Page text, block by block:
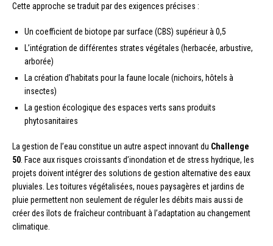
Cette approche se traduit par des exigences précises :
Un coefficient de biotope par surface (CBS) supérieur à 0,5
L’intégration de différentes strates végétales (herbacée, arbustive,
arborée)
La création d’habitats pour la faune locale (nichoirs, hôtels à
insectes)
La gestion écologique des espaces verts sans produits
phytosanitaires
La gestion de l’eau constitue un autre aspect innovant du Challenge
50 . Face aux risques croissants d’inondation et de stress hydrique, les
projets doivent intégrer des solutions de gestion alternative des eaux
pluviales. Les toitures végétalisées, noues paysagères et jardins de
pluie permettent non seulement de réguler les débits mais aussi de
créer des îlots de fraîcheur contribuant à l’adaptation au changement
climatique.